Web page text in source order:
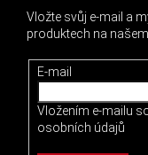
Vložte svůj e-mail a
produktech na
E-mail
Vložením e-mailu
osobních údajů